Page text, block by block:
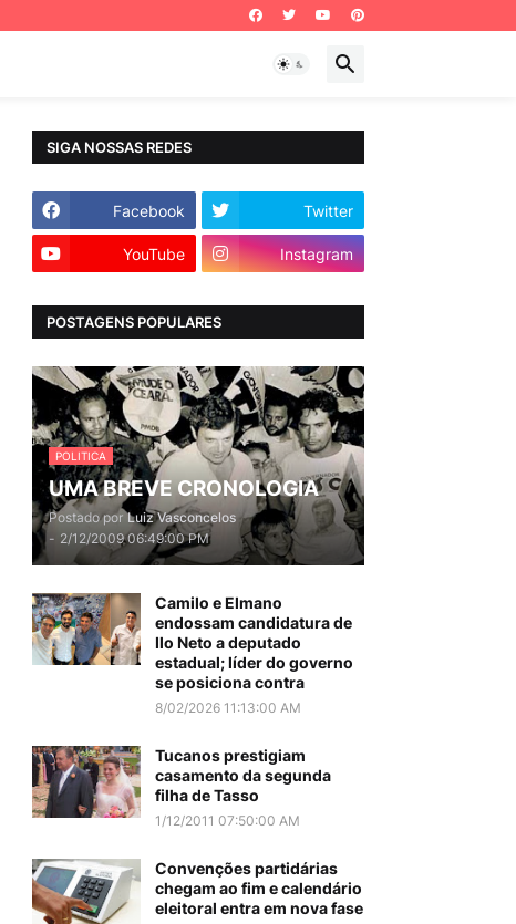
SIGA NOSSAS REDES
Facebook Twitter
YouTube Instagram
POSTAGENS POPULARES
POLITICA
UMA BREVE CRONOLOGIA
Postado por Luiz Vasconcelos
- 2/12/2009 06:49:00 PM
Camilo e Elmano
endossam candidatura de
Ilo Neto a deputado
estadual; líder do governo
se posiciona contra
8/02/2026 11:13:00 AM
Tucanos prestigiam
casamento da segunda
filha de Tasso
1/12/2011 07:50:00 AM
Convenções partidárias
chegam ao fim e calendário
eleitoral entra em nova fase